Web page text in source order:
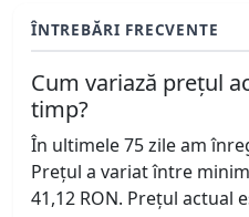
ÎNTREBĂRI FRECVENTE
Cum variază prețul
timp?
În ultimele 75 zile am
Prețul a variat între
41,12 RON. Prețul actual